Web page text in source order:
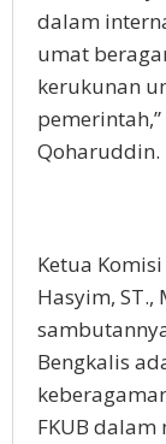
dalam
umat
kerukunan
Qoharuddin.
Ketua
Hasyim,
Bengkalis
FKUB